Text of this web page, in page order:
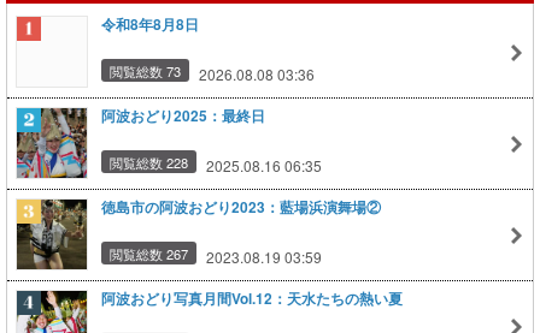
令和8年8月8日
閲覧総数 73 2026.08.08 03:36
阿波おどり2025：最終日
閲覧総数 228 2025.08.16 06:35
徳島市の阿波おどり2023：藍場浜演舞場②
閲覧総数 267 2023.08.19 03:59
阿波おどり写真月間Vol.12：天水たちの熱い夏